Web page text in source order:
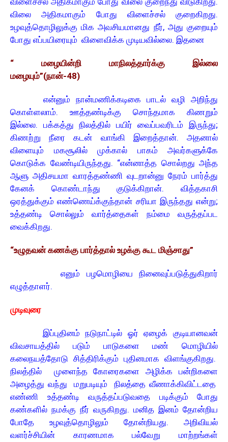
விலை அதிகமாகும் போது விளைச்சல் குறைகிறது.
உழவுத்தொழிலுக்கு மிக அவசியமானது நீர், அது குறையும்
போது எப்பயிரையும் விளைவிக்க முடியவில்லை. இதனை
“ மழையின்றி மாநிலத்தார்க்கு இல்லை
மழையும்”(நான்-48)
என்னும் நான்மணிக்கடிகை பாடல் வழி அறிந்து
கொள்ளலாம். ஊத்தண்டிக்கு சொந்தமாக கிணறும்
இல்லை. பக்கத்து நிலத்தில் பயிர் வைப்பவரிடம் இருந்து;
கிணற்று நீரை கடன் வாங்கி இறைத்தான். அதனால்
விளையும் மகசூலில் முக்கால் பாகம் அவர்களுக்கே
கொடுக்க வேண்டியிருந்தது. “என்னாத்த சொல்றது அந்த
ஆளு அதிசயமா வாரத்தண்ணி வுடறான்னு நேரம் பார்த்து
கேனக் கொண்டாந்து குடுக்கிறான். வித்தகாசி
ஒரத்துக்கும் எண்ணெய்க்குந்தான் சரியா இருந்தது என்று;
உத்தண்டி சொல்லும் வார்த்தைகள் நம்மை வருத்தப்பட
வைக்கிறது.
“உழுதவன் கணக்கு பார்த்தால் உழக்கு கூட மிஞ்சாது”
எனும் பழமொழியை நினைவுப்படுத்துகிறார்
எழுத்தாளர்.
முடிவுரை
இப்புதினம் நடுநாட்டில் ஓர் ஏழைக் குடியானவன்
விவசாயத்தில் படும் பாடுகளை மண் மொழியில்
கலைநயத்தோடு சித்திரிக்கும் புதினமாக விளங்குகிறது.
நிலத்தில் முளைந்த கோரைகளை அழிக்க பன்றிகளை
அழைத்து வந்து மறுபடியும் நிலத்தை வீணாக்கிவிட்டதை
எண்ணி உத்தண்டி வருத்தப்படுவதை படிக்கும் போது
கண்களில் நமக்கு நீர் வருகிறது. மனித இனம் தோன்றிய
போதே உழவுத்தொழிலும் தோன்றியது. அறிவியல்
வளர்ச்சியின் காரணமாக பல்வேறு மாற்றங்கள்